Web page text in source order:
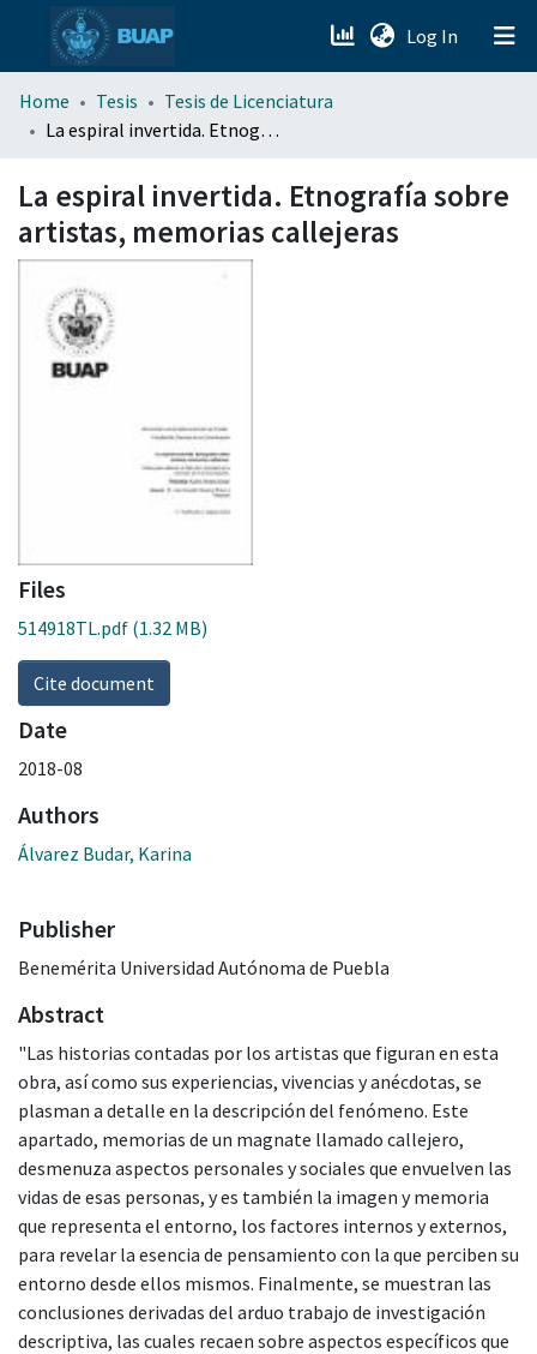
Log In (current)
menu.section.about_menu
Home Tesis
Tesis de Licenciatura
La espiral invertida. Etnografía sobre artistas, memorias callejeras
La espiral invertida. Etnografía sobre
artistas, memorias callejeras
Files
514918TL.pdf (1.32 MB)
Cite document
Date
2018-08
Authors
Álvarez Budar, Karina
Publisher
Benemérita Universidad Autónoma de Puebla
Abstract
"Las historias contadas por los artistas que figuran en esta
obra, así como sus experiencias, vivencias y anécdotas, se
plasman a detalle en la descripción del fenómeno. Este
apartado, memorias de un magnate llamado callejero,
desmenuza aspectos personales y sociales que envuelven las
vidas de esas personas, y es también la imagen y memoria
que representa el entorno, los factores internos y externos,
para revelar la esencia de pensamiento con la que perciben su
entorno desde ellos mismos. Finalmente, se muestran las
conclusiones derivadas del arduo trabajo de investigación
descriptiva, las cuales recaen sobre aspectos específicos que